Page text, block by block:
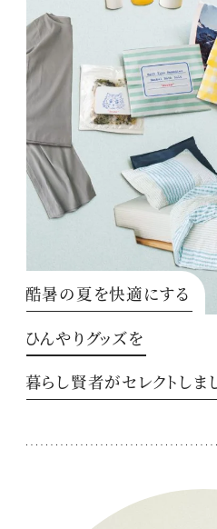
酷暑の夏を快適にする
ひんやりグッズを
暮らし賢者がセレクトしま